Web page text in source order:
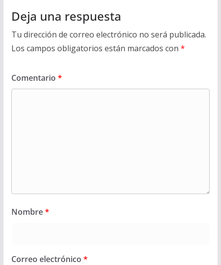
Deja una respuesta
Tu dirección de correo electrónico no será publicada.
Los campos obligatorios están marcados con *
Comentario *
Nombre*
Correo electrónico *